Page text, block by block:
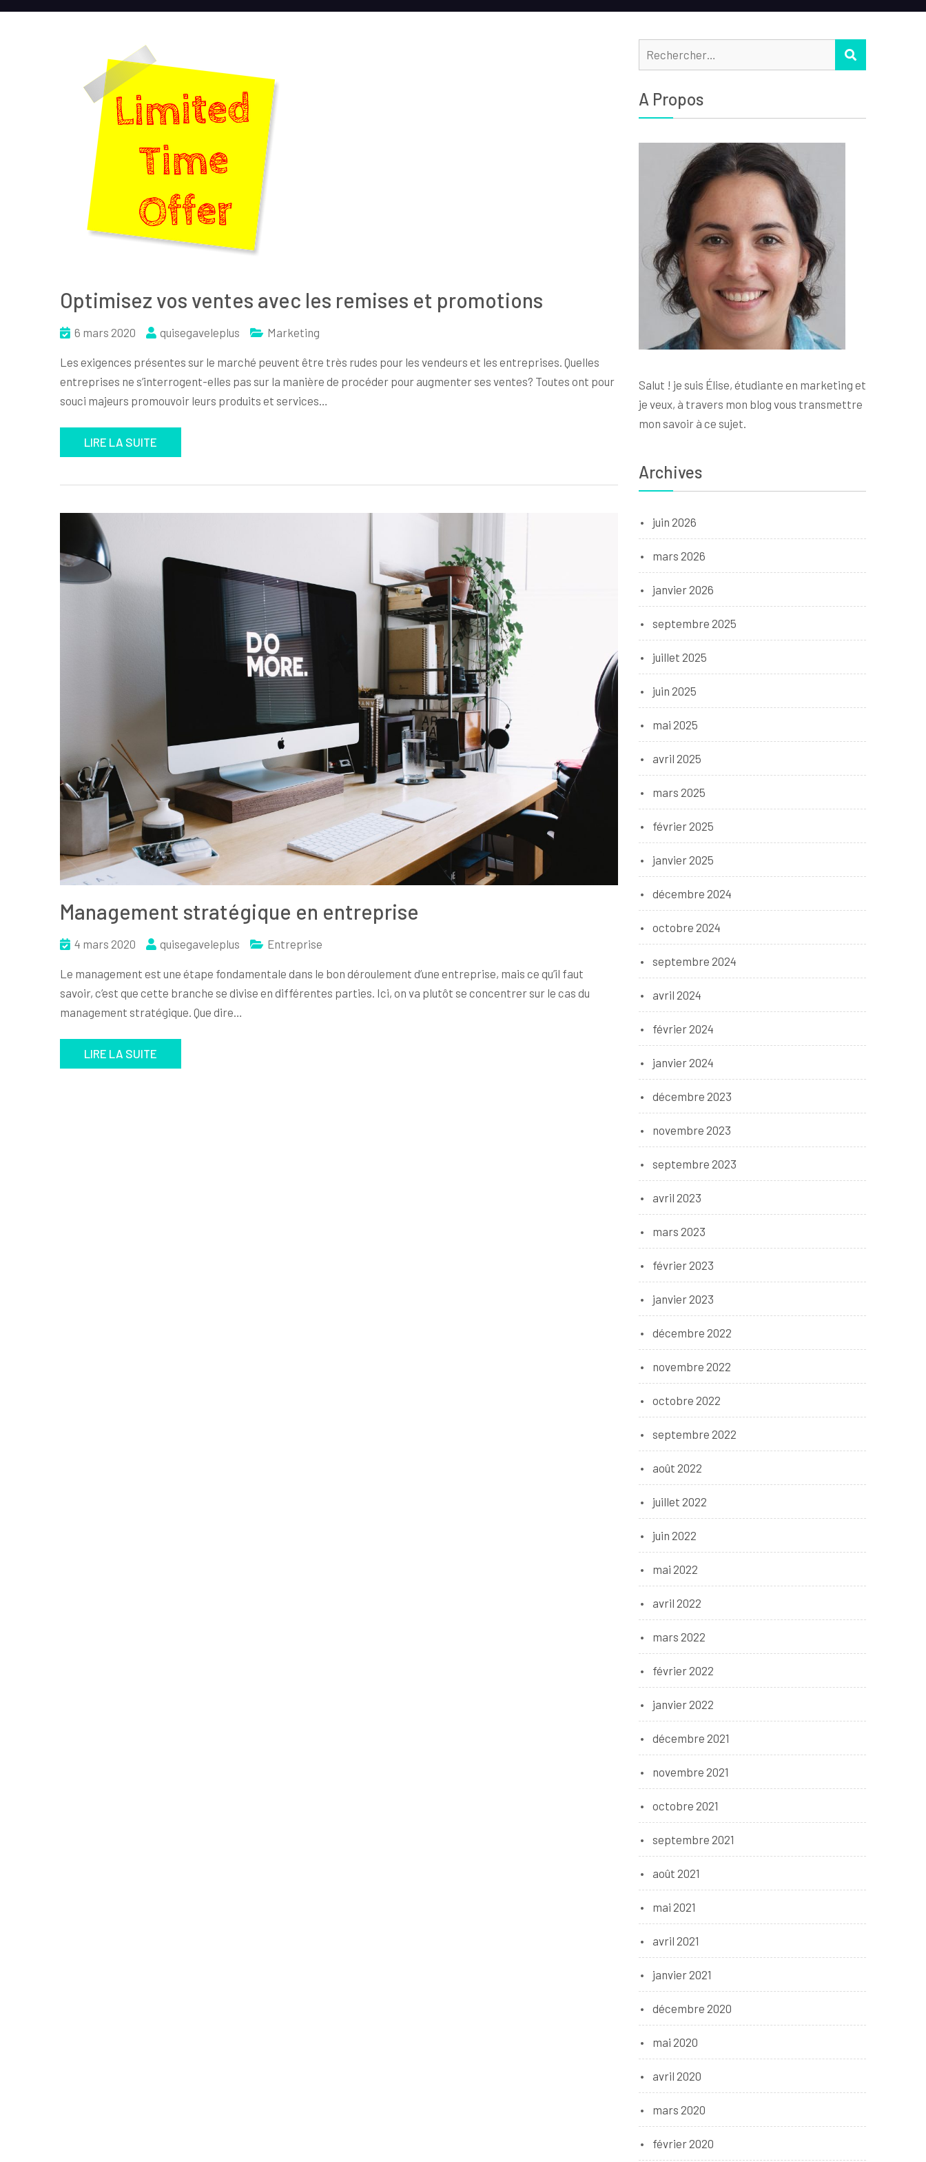
Optimisez vos ventes avec les remises et promotions
6 mars 2020 quisegaveleplus Marketing
Les exigences présentes sur le marché peuvent être très rudes pour les vendeurs et les entreprises. Quelles
entreprises ne s’interrogent-elles pas sur la manière de procéder pour augmenter ses ventes? Toutes ont pour
souci majeurs promouvoir leurs produits et services…
LIRE LA SUITE
Management stratégique en entreprise
4 mars 2020 quisegaveleplus Entreprise
Le management est une étape fondamentale dans le bon déroulement d’une entreprise, mais ce qu’il faut
savoir, c’est que cette branche se divise en différentes parties. Ici, on va plutôt se concentrer sur le cas du
management stratégique. Que dire…
LIRE LA SUITE
Rechercher :
A Propos
Salut ! je suis Élise, étudiante en marketing et
je veux, à travers mon blog vous transmettre
mon savoir à ce sujet.
Archives
juin 2026
mars 2026
janvier 2026
septembre 2025
juillet 2025
juin 2025
mai 2025
avril 2025
mars 2025
février 2025
janvier 2025
décembre 2024
octobre 2024
septembre 2024
avril 2024
février 2024
janvier 2024
décembre 2023
novembre 2023
septembre 2023
avril 2023
mars 2023
février 2023
janvier 2023
décembre 2022
novembre 2022
octobre 2022
septembre 2022
août 2022
juillet 2022
juin 2022
mai 2022
avril 2022
mars 2022
février 2022
janvier 2022
décembre 2021
novembre 2021
octobre 2021
septembre 2021
août 2021
mai 2021
avril 2021
janvier 2021
décembre 2020
mai 2020
avril 2020
mars 2020
février 2020